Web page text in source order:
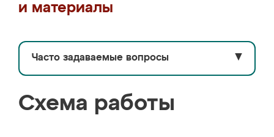
и материалы
Часто задаваемые вопросы ▼
Схема работы